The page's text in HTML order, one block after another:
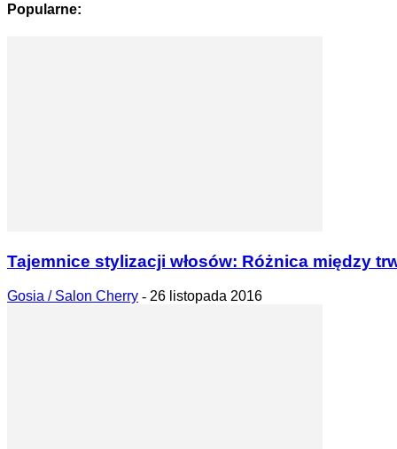
Popularne:
Tajemnice stylizacji włosów: Różnica między
Gosia / Salon Cherry - 26 listopada 2016